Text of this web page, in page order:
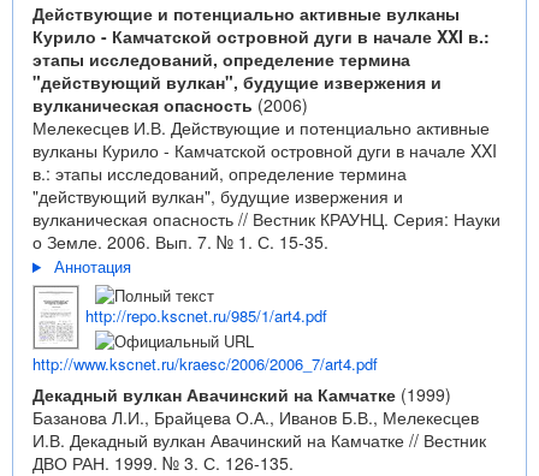
Действующие и потенциально активные вулканы
Курило - Камчатской островной дуги в начале XXI в.:
этапы исследований, определение термина
"действующий вулкан", будущие извержения и
вулканическая опасность (2006)
Мелекесцев И.В. Действующие и потенциально активные
вулканы Курило - Камчатской островной дуги в начале XXI
в.: этапы исследований, определение термина
"действующий вулкан", будущие извержения и
вулканическая опасность // Вестник КРАУНЦ. Серия: Науки
о Земле. 2006. Вып. 7. № 1. С. 15-35.
Аннотация
http://repo.kscnet.ru/985/1/art4.pdf
http://www.kscnet.ru/kraesc/2006/2006_7/art4.pdf
Декадный вулкан Авачинский на Камчатке (1999)
Базанова Л.И., Брайцева О.А., Иванов Б.В., Мелекесцев
И.В. Декадный вулкан Авачинский на Камчатке // Вестник
ДВО РАН. 1999. № 3. С. 126-135.